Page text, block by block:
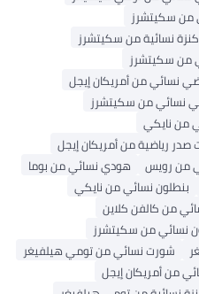
من سكيتشرز
كنزة نسائية من سكيتشرز
من سكيتشرز
نسائي من أمريكان إيجل
نسائي من سكيتشرز
من نايكي
صدر رياضية من أمريكان إيجل
من رويس
هودي نسائي من بوما
بنطلون نسائي من نايكي
من كالفن كلاين
نسائي من سكيتشرز
شورت نسائي من تومي هيلفيغر
من أمريكان إيجل